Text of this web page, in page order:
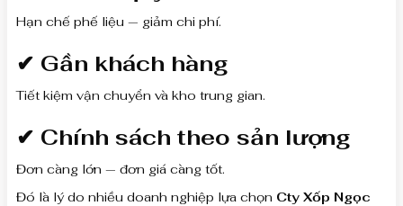
Hạn chế phế liệu — giảm chi phí.
✔ Gần khách hàng
Tiết kiệm vận chuyển và kho trung gian.
✔ Chính sách theo sản lượng
Đơn càng lớn — đơn giá càng tốt.
Đó là lý do nhiều doanh nghiệp lựa chọn Cty Xốp Ngọc